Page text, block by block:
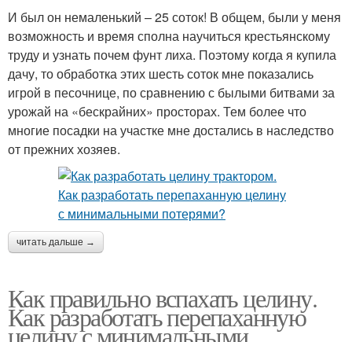
И был он немаленький – 25 соток! В общем, были у меня
возможность и время сполна научиться крестьянскому
труду и узнать почем фунт лиха. Поэтому когда я купила
дачу, то обработка этих шесть соток мне показались
игрой в песочнице, по сравнению с былыми битвами за
урожай на «бескрайних» просторах. Тем более что
многие посадки на участке мне достались в наследство
от прежних хозяев.
читать дальше →
Как правильно вспахать целину.
Как разработать перепаханную